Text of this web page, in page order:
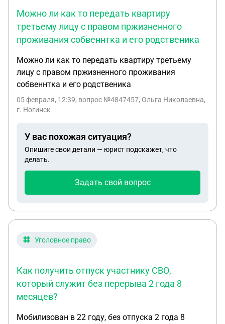
Можно ли как то передать квартиру
третьему лицу с правом пржизненного
проживания собвеннтка и его родственика
Можно ли как то передать квартиру третьему
лицу с правом пржизненного проживания
собвеннтка и его родственика
05 февраля, 12:39, вопрос №4847457, Ольга Николаевна,
г. Ногинск
У вас похожая ситуация?
Опишите свои детали — юрист подскажет, что
делать.
Задать свой вопрос
Уголовное право
Как получить отпуск участнику СВО,
который служит без перерыва 2 года 8
месяцев?
Мобилизован в 22 году, без отпуска 2 года 8